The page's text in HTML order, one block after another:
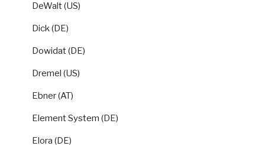
DeWalt (US)
Dick (DE)
Dowidat (DE)
Dremel (US)
Ebner (AT)
Element System (DE)
Elora (DE)